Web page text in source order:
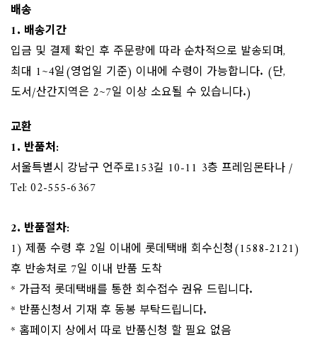
배송
1. 배송기간
입금 및 결제 확인 후 주문량에 따라 순차적으로 발송되며,
최대 1~4일(영업일 기준) 이내에 수령이 가능합니다. (단,
도서/산간지역은 2~7일 이상 소요될 수 있습니다.)
교환
1. 반품처:
서울특별시 강남구 언주로153길 10-11 3층 프레임몬타나 /
Tel: 02-555-6367
2. 반품절차:
​1) 제품 수령 후 2일 이내에 롯데택배 회수신청(1588-2121)
후 반송처로 7일 이내 반품 도착
* 가급적 롯데택배를 통한 회수접수 권유 드립니다.
* 반품신청서 기재 후 동봉 부탁드립니다.
* 홈페이지 상에서 따로 반품신청 할 필요 없음